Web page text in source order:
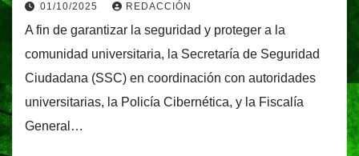
01/10/2025 REDACCIÓN
A fin de garantizar la seguridad y proteger a la
comunidad universitaria, la Secretaría de Seguridad
Ciudadana (SSC) en coordinación con autoridades
universitarias, la Policía Cibernética, y la Fiscalía
General…